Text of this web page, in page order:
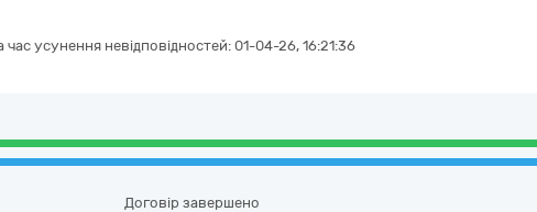
час усунення невідповідностей: 01-04-26, 16:21:36
Договір завершено